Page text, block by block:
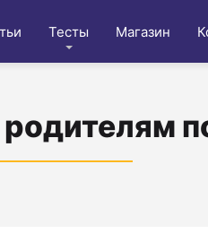
Тесты Магазин